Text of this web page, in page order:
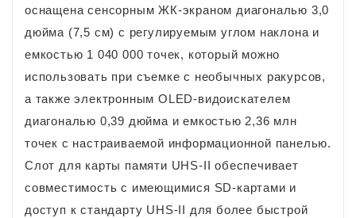
оснащена сенсорным ЖК-экраном диагональю 3,0
дюйма (7,5 см) с регулируемым углом наклона и
емкостью 1 040 000 точек, который можно
использовать при съемке с необычных ракурсов,
а также электронным OLED-видоискателем
диагональю 0,39 дюйма и емкостью 2,36 млн
точек с настраиваемой информационной панелью.
Слот для карты памяти UHS-II обеспечивает
совместимость с имеющимися SD-картами и
доступ к стандарту UHS-II для более быстрой